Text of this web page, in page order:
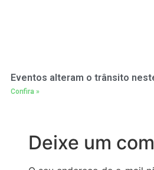
Eventos alteram o trânsito
Confira »
Deixe um